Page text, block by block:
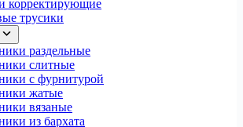
корректирующие
трусики
раздельные
слитные
с фурнитурой
жатые
вязаные
из бархата